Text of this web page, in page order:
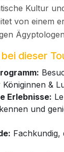
Kultur
von einem
dieser
Königinnen &
Erlebnisse:
und
Fachkundig,